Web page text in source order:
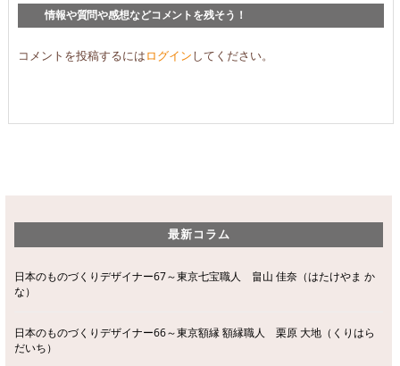
情報や質問や感想などコメントを残そう！
コメントを投稿するにはログインしてください。
最新コラム
日本のものづくりデザイナー67～東京七宝職人 畠山 佳奈（はたけやま か
な）
日本のものづくりデザイナー66～東京額縁 額縁職人 栗原 大地（くりはら
だいち）